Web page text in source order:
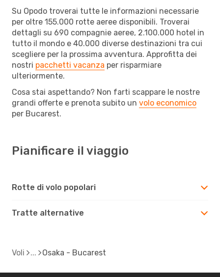
Su Opodo troverai tutte le informazioni necessarie
per oltre 155.000 rotte aeree disponibili. Troverai
dettagli su 690 compagnie aeree, 2.100.000 hotel in
tutto il mondo e 40.000 diverse destinazioni tra cui
scegliere per la prossima avventura. Approfitta dei
nostri pacchetti vacanza per risparmiare
ulteriormente.
Cosa stai aspettando? Non farti scappare le nostre
grandi offerte e prenota subito un volo economico
per Bucarest.
Pianificare il viaggio
Rotte di volo popolari
Tratte alternative
Voli Osaka - Bucarest